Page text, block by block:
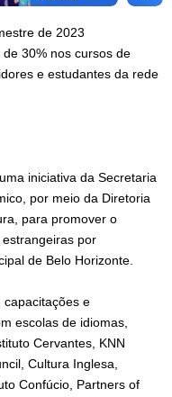
de 2023
30% nos cursos de
e estudantes da rede
iniciativa da Secretaria
por meio da Diretoria
para promover o
por
de Belo Horizonte.
capacitações e
escolas de idiomas,
Cervantes, KNN
Cultura Inglesa,
Confúcio, Partners of